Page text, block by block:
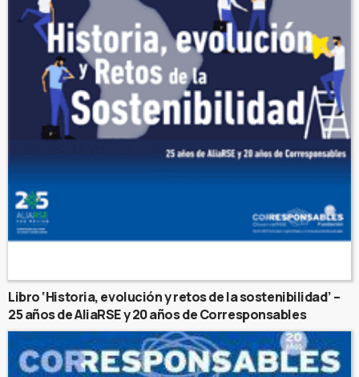
Libro ‘Historia, evolución y retos de la sostenibilidad’ –
25 años de AliaRSE y 20 años de Corresponsables